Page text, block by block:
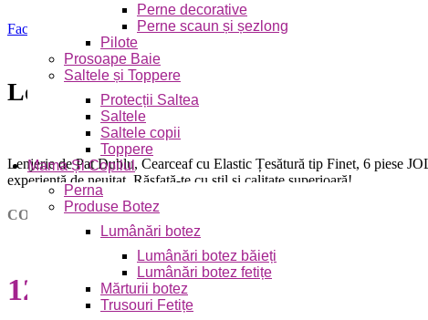
Perne decorative
Perne scaun și șezlong
Pilote
Prosoape Baie
Saltele și Toppere
Protecții Saltea
Saltele
Saltele copii
Toppere
Mama Și Copilul
Perna
Produse Botez
Lumânări botez
Lumânări botez băieți
Lumânări botez fetițe
Mărturii botez
Trusouri Fetițe
Faceți click pentru a mări
Lenjerie de Pat Dublu, Cearceaf cu
Lenjerie de Pat Dublu, Cearceaf cu Elastic Țesătură tip Finet, 6 piese
experiență de neuitat. Răsfață-te cu stil și calitate superioară!
COD PRODUS:JOLFDE74
129,00lei